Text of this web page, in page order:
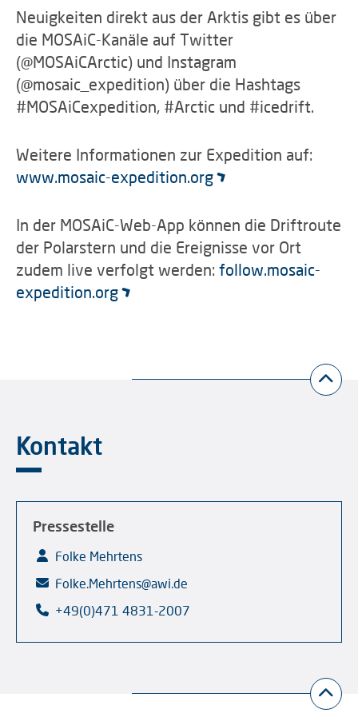
Neuigkeiten direkt aus der Arktis gibt es über
die MOSAiC-Kanäle auf Twitter
(@MOSAiCArctic) und Instagram
(@mosaic_expedition) über die Hashtags
#MOSAiCexpedition, #Arctic und #icedrift.
Weitere Informationen zur Expedition auf:
www.mosaic-expedition.org
In der MOSAiC-Web-App können die Driftroute
der Polarstern und die Ereignisse vor Ort
zudem live verfolgt werden: follow.mosaic-
expedition.org
Kontakt
Pressestelle
Folke Mehrtens
Folke.Mehrtens@awi.de
+49(0)471 4831-2007